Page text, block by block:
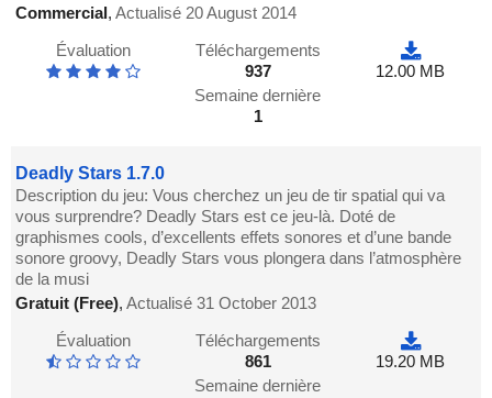
Commercial,Actualisé 20 August 2014
Évaluation
Téléchargements
937
Semaine dernière
1
12.00 MB
Deadly Stars 1.7.0
Description du jeu: Vous cherchez un jeu de tir spatial qui va
vous surprendre? Deadly Stars est ce jeu-là. Doté de
graphismes cools, d’excellents effets sonores et d’une bande
sonore groovy, Deadly Stars vous plongera dans l’atmosphère
de la musi
Gratuit (Free),Actualisé 31 October 2013
Évaluation
Téléchargements
861
Semaine dernière
19.20 MB